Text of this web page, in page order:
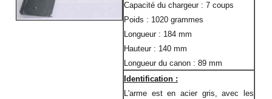
Capacité du chargeur : 7 coups
Poids : 1020 grammes
Longueur : 184 mm
Hauteur : 140 mm
Longueur du canon : 89 mm
Identification :
L'arme est en acier gris, avec les